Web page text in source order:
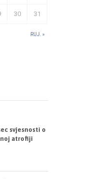
RUJ. »
30 31
svjesnosti o
atrofiji